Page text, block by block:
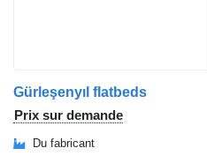
Gürleşenyıl flatbeds
Prix sur demande
Du fabricant